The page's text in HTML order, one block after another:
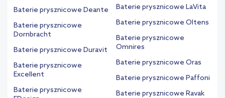
Baterie prysznicowe Deante
Baterie prysznicowe
Dornbracht
Baterie prysznicowe Duravit
Baterie prysznicowe
Excellent
Baterie prysznicowe
Baterie prysznicowe LaVita
Baterie prysznicowe Oltens
Baterie prysznicowe
Omnires
Baterie prysznicowe Oras
Baterie prysznicowe Paffoni
Baterie prysznicowe Ravak